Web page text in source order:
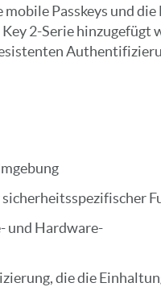
Passkeys und
2-Serie hinzugefügt
und Hardware-
die die